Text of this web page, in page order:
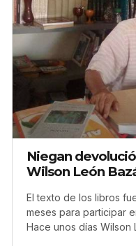
Niegan
Wilson León
El texto de los libros
meses para participar
Hace unos días Wilson